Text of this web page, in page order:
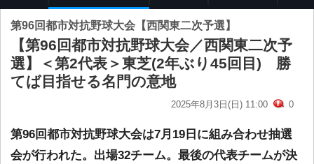
第96回都市対抗野球大会【西関東二次予選】
【第96回都市対抗野球大会／西関東二次予
選】＜第2代表＞東芝(2年ぶり45回目) 勝
てば目指せる名門の意地
2025年8月3日(日) 11:00 0
第96回都市対抗野球大会は7月19日に組み合わせ抽選
会が行われた。出場32チーム。最後の代表チームが決